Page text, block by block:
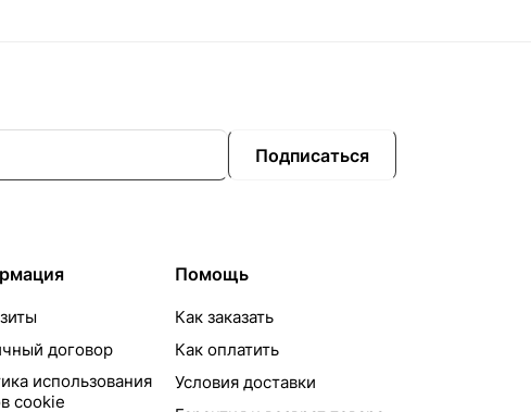
Подписаться
договор
использования
cookie
Помощь
Как заказать
Как оплатить
Условия доставки